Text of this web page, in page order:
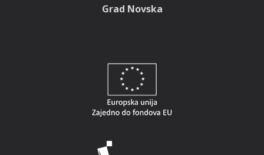
Grad Novska